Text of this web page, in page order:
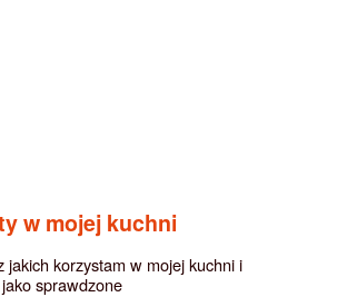
w mojej kuchni
jakich korzystam w mojej kuchni i
sprawdzone